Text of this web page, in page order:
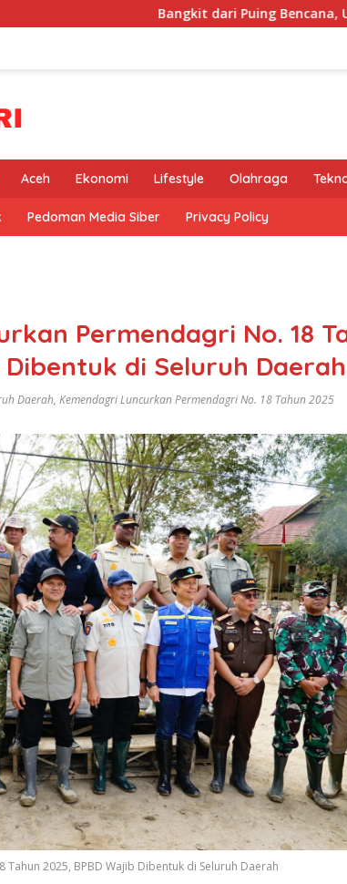
Bangkit dari Puing Bencana, Usaha Mikro
Aceh Ekonomi Lifestyle Olahraga
Pedoman Media Siber Privacy Policy
Permendagri No. 18
Dibentuk di Seluruh Daerah
Daerah, Kemendagri Luncurkan Permendagri No. 18 Tahun 2025
2025, BPBD Wajib Dibentuk di Seluruh Daerah